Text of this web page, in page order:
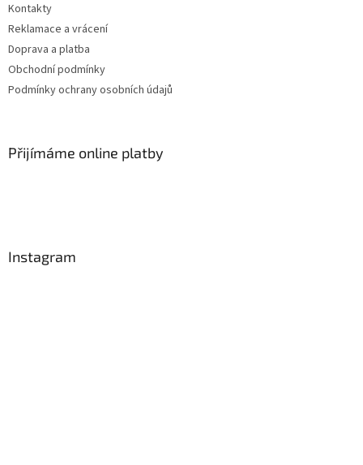
Kontakty
Reklamace a vrácení
Doprava a platba
Obchodní podmínky
Podmínky ochrany osobních údajů
Přijímáme online platby
Instagram